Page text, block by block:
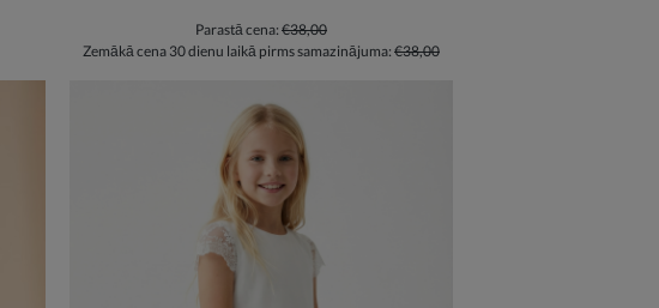
Parastā cena: €38,00
Zemākā cena 30 dienu laikā pirms samazinājuma: €38,00